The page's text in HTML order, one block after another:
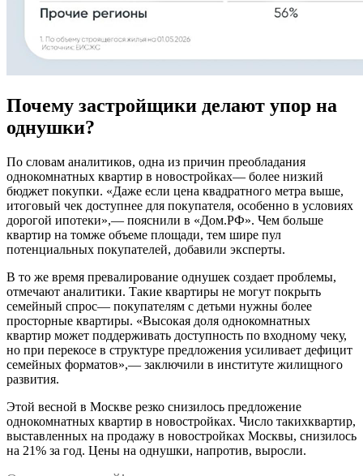
Почему застройщики делают упор на
однушки?
По словам аналитиков, одна из причин преобладания
однокомнатных квартир в новостройках— более низкий
бюджет покупки. «Даже если цена квадратного метра выше,
итоговый чек доступнее для покупателя, особенно в условиях
дорогой ипотеки»,— пояснили в «Дом.РФ». Чем больше
квартир на томже объеме площади, тем шире пул
потенциальных покупателей, добавили эксперты.
В то же время превалирование однушек создает проблемы,
отмечают аналитики. Такие квартиры не могут покрыть
семейный спрос— покупателям с детьми нужны более
просторные квартиры. «Высокая доля однокомнатных
квартир может поддерживать доступность по входному чеку,
но при перекосе в структуре предложения усиливает дефицит
семейных форматов»,— заключили в институте жилищного
развития.
Этой весной в Москве резко снизилось предложение
однокомнатных квартир в новостройках. Число такихквартир,
выставленных на продажу в новостройках Москвы, снизилось
на 21% за год. Цены на однушки, напротив, выросли.